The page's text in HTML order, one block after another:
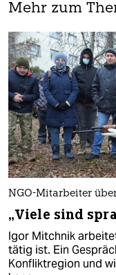
Mehr zum
NGO-Mitarbeiter
„Viele sind
Igor Mitchnik
tätig ist. Ein
Konfliktregion und